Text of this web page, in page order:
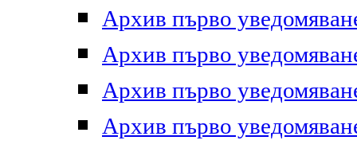
Архив първо
Архив първо
Архив първо
Архив първо